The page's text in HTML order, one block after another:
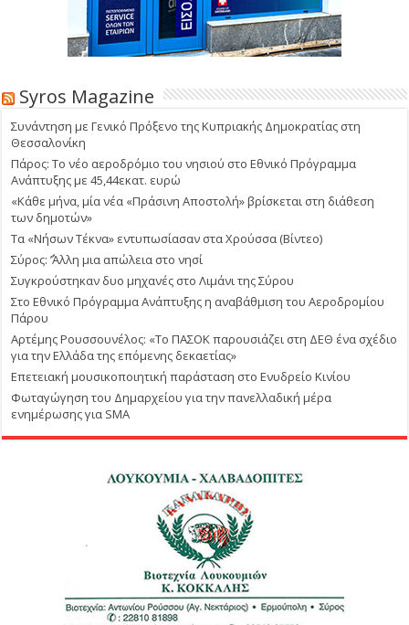
Syros Magazine
Συνάντηση με Γενικό Πρόξενο της Κυπριακής Δημοκρατίας στη
Θεσσαλονίκη
Πάρος: Το νέο αεροδρόμιο του νησιού στο Εθνικό Πρόγραμμα
Ανάπτυξης με 45,44εκατ. ευρώ
«Κάθε μήνα, μία νέα «Πράσινη Αποστολή» βρίσκεται στη διάθεση
των δημοτών»
Τα «Νήσων Τέκνα» εντυπωσίασαν στα Χρούσσα (Βίντεο)
Σύρος: ΄’Άλλη μια απώλεια στο νησί
Συγκρούστηκαν δυο μηχανές στο Λιμάνι της Σύρου
Στο Εθνικό Πρόγραμμα Ανάπτυξης η αναβάθμιση του Αεροδρομίου
Πάρου
Αρτέμης Ρουσσουνέλος: «Το ΠΑΣΟΚ παρουσιάζει στη ΔΕΘ ένα σχέδιο
για την Ελλάδα της επόμενης δεκαετίας»
Επετειακή μουσικοποιητική παράσταση στο Ενυδρείο Κινίου
Φωταγώγηση του Δημαρχείου για την πανελλαδική μέρα
ενημέρωσης για SMA